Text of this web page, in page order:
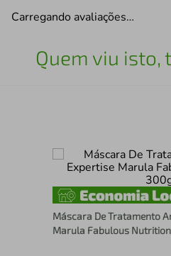
Carregando avaliações…
Quem viu isto,
Máscara De Tratamento
Marula Fabulous